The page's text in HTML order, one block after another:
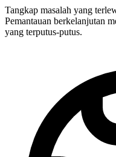
Tangkap masalah yang
Pemantauan berkelanjutan
yang terputus-putus.